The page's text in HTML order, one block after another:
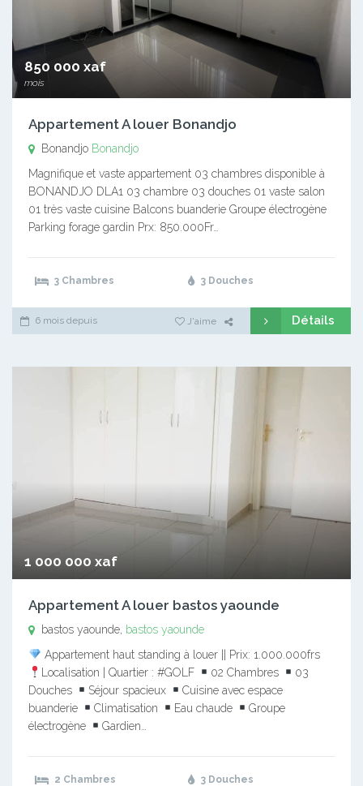
850 000 xaf
mois
Appartement A louer Bonandjo
Bonandjo Bonandjo
Magnifique et vaste appartement 03 chambres disponible à
BONANDJO DLA1 03 chambre 03 douches 01 vaste salon
01 très vaste cuisine Balcons buanderie Groupe électrogène
Parking forage gardin Prx: 850.000Fr…
3 Chambres 3 Douches
6 mois depuis J'aime Détails
1 000 000 xaf
Appartement A louer bastos yaounde
bastos yaounde, bastos yaounde
Appartement haut standing à louer || Prix: 1.000.000frs
Localisation | Quartier : #GOLF
02 Chambres
03
Douches
Séjour spacieux
Cuisine avec espace
buanderie
Climatisation Eau chaude
Groupe
électrogène
Gardien…
2 Chambres 3 Douches